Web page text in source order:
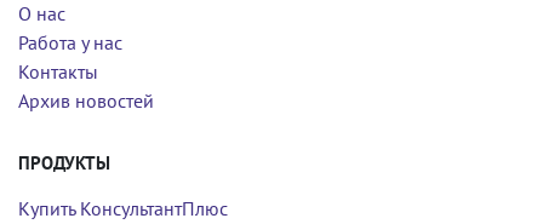
О нас
Работа у нас
Контакты
Архив новостей
ПРОДУКТЫ
Купить КонсультантПлюс